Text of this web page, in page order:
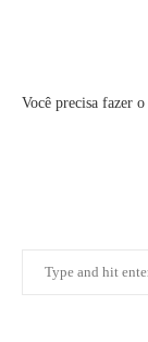
Você precisa fazer o